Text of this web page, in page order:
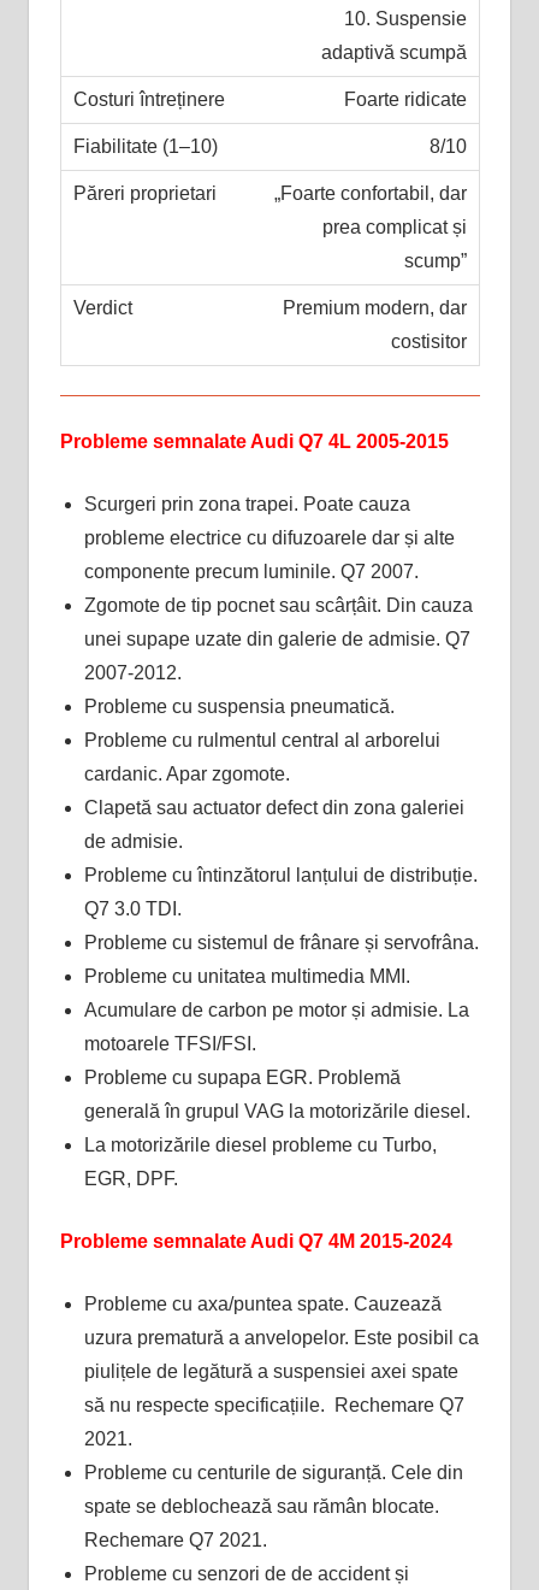
10. Suspensie
adaptivă scumpă
Foarte ridicate
8/10
„Foarte confortabil, dar
prea complicat și
scump”
Premium modern, dar
costisitor
Probleme semnalate Audi Q7 4L 2005-2015
Scurgeri prin zona trapei. Poate cauza
probleme electrice cu difuzoarele dar și alte
componente precum luminile. Q7 2007.
Zgomote de tip pocnet sau scârțâit. Din cauza
unei supape uzate din galerie de admisie. Q7
2007-2012.
Probleme cu suspensia pneumatică.
Probleme cu rulmentul central al arborelui
cardanic. Apar zgomote.
Clapetă sau actuator defect din zona galeriei
de admisie.
Probleme cu întinzătorul lanțului de distribuție.
Q7 3.0 TDI.
Probleme cu sistemul de frânare și servofrâna.
Probleme cu unitatea multimedia MMI.
Acumulare de carbon pe motor și admisie. La
motoarele TFSI/FSI.
Probleme cu supapa EGR. Problemă
generală în grupul VAG la motorizările diesel.
La motorizările diesel probleme cu Turbo,
EGR, DPF.
Probleme semnalate Audi Q7 4M 2015-2024
Probleme cu axa/puntea spate. Cauzează
uzura prematură a anvelopelor. Este posibil ca
piulițele de legătură a suspensiei axei spate
să nu respecte specificațiile. Rechemare Q7
2021.
Probleme cu centurile de siguranță. Cele din
spate se deblochează sau rămân blocate.
Rechemare Q7 2021.
Probleme cu senzori de de accident și